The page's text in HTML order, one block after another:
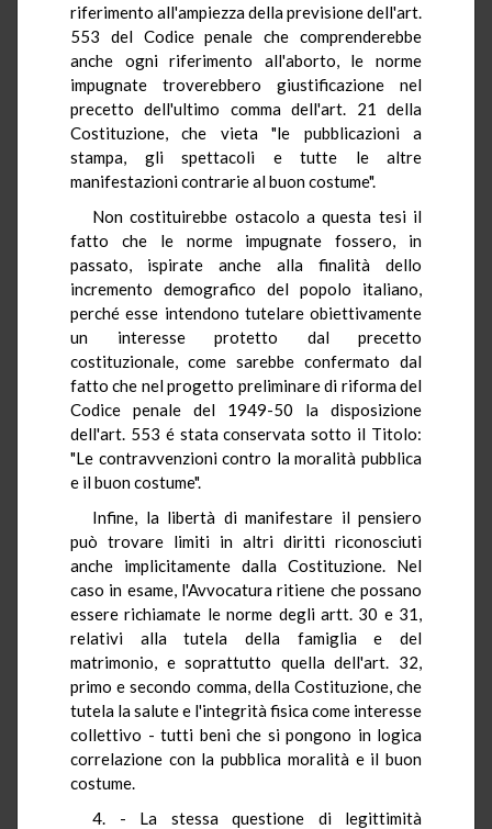
riferimento all'ampiezza della previsione dell'art.
553 del Codice penale che comprenderebbe
anche ogni riferimento all'aborto, le norme
impugnate troverebbero giustificazione nel
precetto dell'ultimo comma dell'art. 21 della
Costituzione, che vieta "le pubblicazioni a
stampa, gli spettacoli e tutte le altre
manifestazioni contrarie al buon costume".
Non costituirebbe ostacolo a questa tesi il
fatto che le norme impugnate fossero, in
passato, ispirate anche alla finalità dello
incremento demografico del popolo italiano,
perché esse intendono tutelare obiettivamente
un interesse protetto dal precetto
costituzionale, come sarebbe confermato dal
fatto che nel progetto preliminare di riforma del
Codice penale del 1949-50 la disposizione
dell'art. 553 é stata conservata sotto il Titolo:
"Le contravvenzioni contro la moralità pubblica
e il buon costume".
Infine, la libertà di manifestare il pensiero
può trovare limiti in altri diritti riconosciuti
anche implicitamente dalla Costituzione. Nel
caso in esame, l'Avvocatura ritiene che possano
essere richiamate le norme degli artt. 30 e 31,
relativi alla tutela della famiglia e del
matrimonio, e soprattutto quella dell'art. 32,
primo e secondo comma, della Costituzione, che
tutela la salute e l'integrità fisica come interesse
collettivo - tutti beni che si pongono in logica
correlazione con la pubblica moralità e il buon
costume.
4. - La stessa questione di legittimità